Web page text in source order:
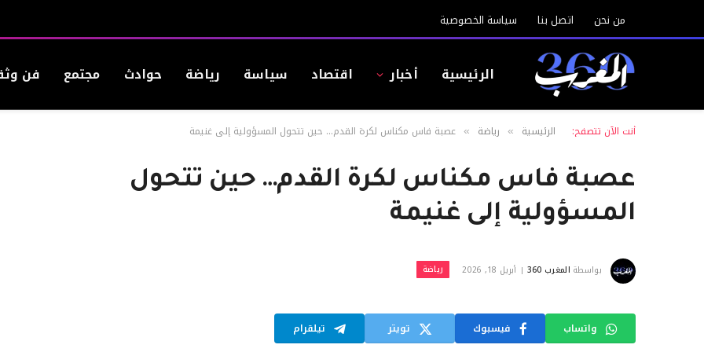
من نحن اتصل بنا سياسة الخصوصية
الرئيسية أخبار اقتصاد سياسة رياضة حوادث مجتمع فن
أنت الآن تتصفح: الرئيسية » رياضة » عصبة فاس مكناس لكرة القدم… حين تتحول المسؤولية إلى غنيمة
عصبة فاس مكناس لكرة القدم… حين تتحول
المسؤولية إلى غنيمة
بواسطة المغرب 360 أبريل 18, 2026 رياضة
واتساب فيسبوك تويتر تيلقرام